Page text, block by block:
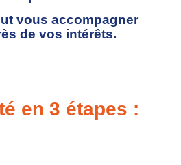
vous accompagner
de vos intérêts.
en 3 étapes :